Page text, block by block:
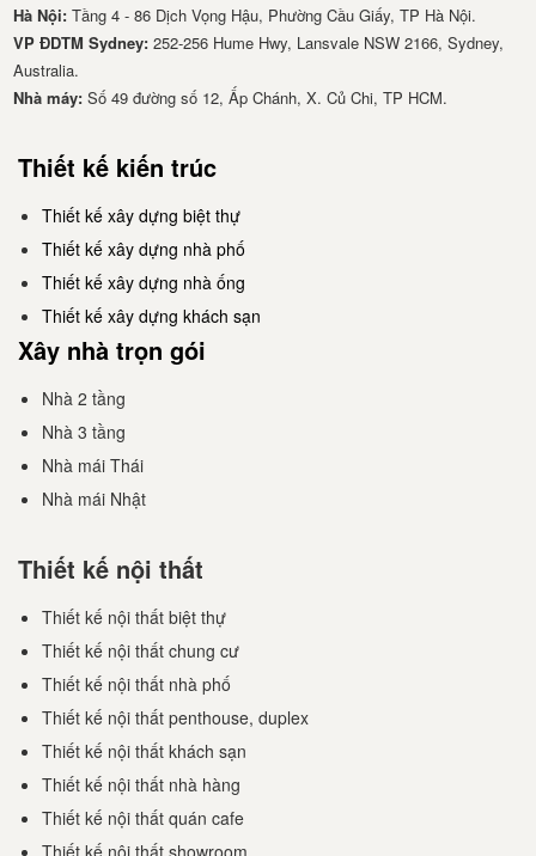
Hà Nội:Tầng 4 - 86 Dịch Vọng Hậu, Phường Cầu Giấy, TP Hà Nội.
VP ĐDTM Sydney: 252-256 Hume Hwy, Lansvale NSW 2166, Sydney,
Australia.
Nhà má​y: Số 49 đường số 12, Ấp Chánh, X. Củ Chi, TP HCM.
Thiết kế kiến trúc
Thiết kế xây dựng biệt thự
Thiết kế xây dựng nhà phố
Thiết kế xây dựng nhà ống
Thiết kế xây dựng khách sạn
Xây nhà trọn gói
Nhà 2 tầng
Nhà 3 tầng
Nhà mái Thái
Nhà mái Nhật
Thiết kế nội thất
Thiết kế nội thất biệt thự
Thiết kế nội thất chung cư
Thiết kế nội thất nhà phố
Thiết kế nội thất penthouse, duplex
Thiết kế nội thất khách sạn
Thiết kế nội thất nhà hàng
Thiết kế nội thất quán cafe